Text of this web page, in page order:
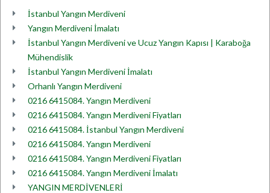
İstanbul Yangın Merdiveni
Yangın Merdiveni İmalatı
İstanbul Yangın Merdiveni ve Ucuz Yangın Kapısı | Karaboğa
Mühendislik
İstanbul Yangın Merdiveni İmalatı
Orhanlı Yangın Merdiveni
0216 6415084. Yangın Merdiveni
0216 6415084. Yangın Merdiveni Fiyatları
0216 6415084. İstanbul Yangın Merdiveni
0216 6415084. Yangın Merdiveni
0216 6415084. Yangın Merdiveni Fiyatları
0216 6415084. Yangın Merdiveni İmalatı
YANGIN MERDİVENLERİ